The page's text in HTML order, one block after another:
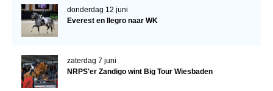
donderdag 12 juni
Everest en Ilegro naar WK
zaterdag 7 juni
NRPS'er Zandigo wint Big Tour Wiesbaden